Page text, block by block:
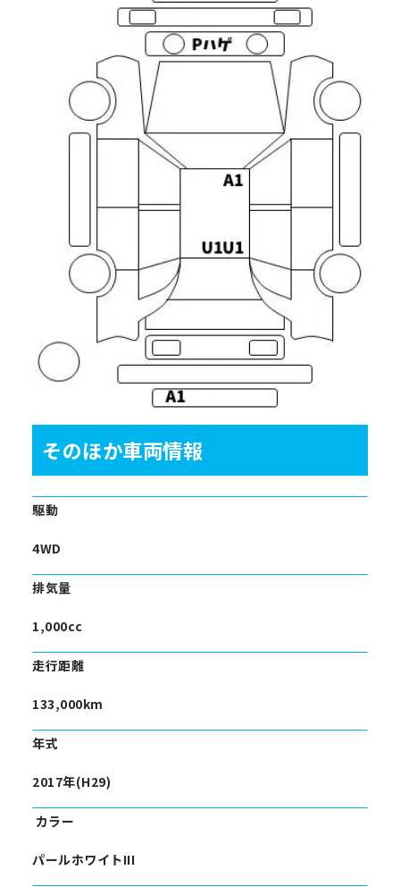
そのほか車両情報
駆動
4WD
排気量
1,000cc
走行距離
133,000km
年式
2017年(H29)
カラー
パールホワイトIII